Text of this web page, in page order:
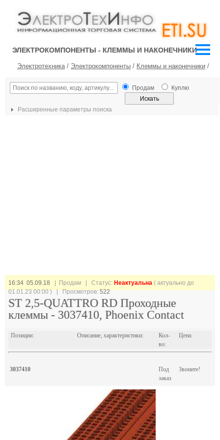
ЭЛЕКТРОКОМПОНЕНТЫ - КЛЕММЫ И НАКОНЕЧНИКИ
Электротехника/ Электрокомпоненты / Клеммы и наконечники /
Продам Куплю
Расширенные параметры поиска
16:34 05.09.18 | Продам | Статус: Неактуальна ( актуально до
01.01.23 00:00 ) | Просмотров:522
ST 2,5-QUATTRO RD Проходные
клеммы - 3037410, Phoenix Contact
Позиции: Описание, характеристики:
Кол-
во:
Цена:
3037410
Под
заказ
Звоните!